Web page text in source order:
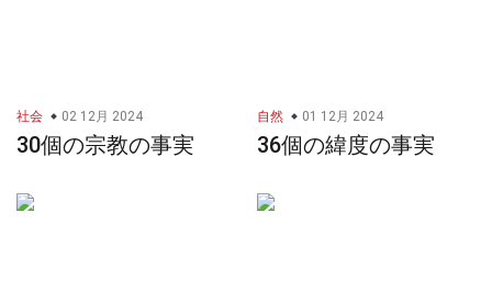
社会 02 12月 2024
30個の宗教の事実
自然 01 12月 2024
36個の緯度の事実